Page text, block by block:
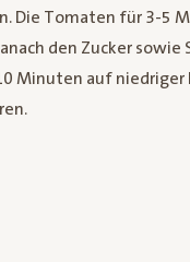
Die Tomaten für 3-5
den Zucker sowie
Minuten auf niedriger